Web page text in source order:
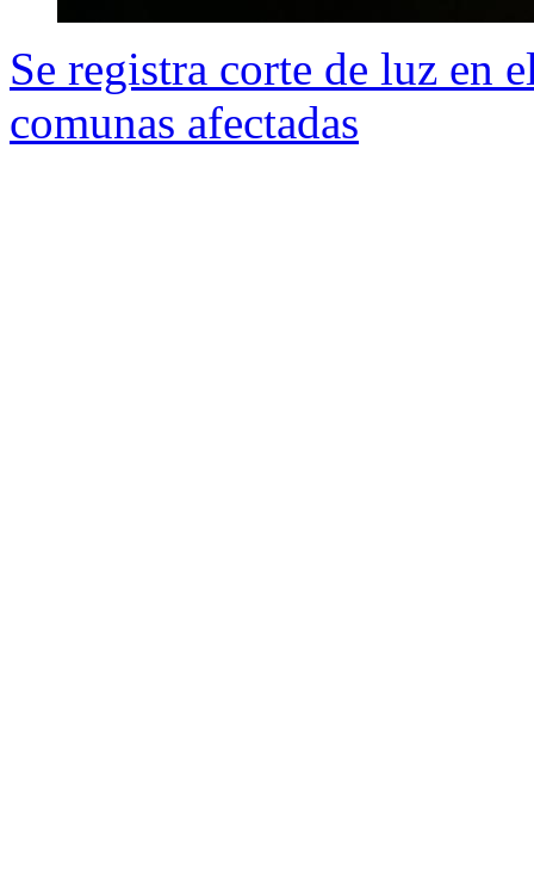
Se registra corte de luz en
comunas afectadas